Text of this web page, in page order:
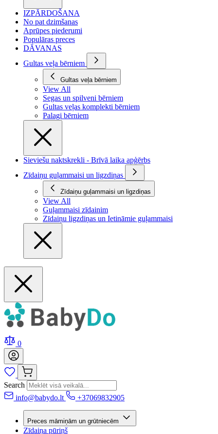
IZPĀRDOŠANA
No pat dzimšanas
Aprūpes piederumi
Populāras preces
DĀVANAS
Gultas veļa bērniem
Gultas veļa bērniem
View All
Segas un spilveni bērniem
Gultas veļas komplekti bērniem
Palagi bērniem
Sieviešu naktskrekli - Brīvā laika apģērbs
Zīdaiņu guļammaisi un ligzdiņas
Zīdaiņu guļammaisi un ligzdiņas
View All
Guļammaisi zīdainim
Zīdaiņu ligzdiņas un Ietināmie guļammaisi
0
Search
info@babydo.lt
+37069832905
Preces māmiņām un grūtniecēm
Zīdaiņa pūriņš